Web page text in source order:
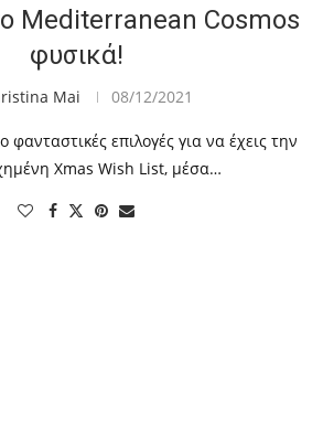
Mediterranean Cosmos
φυσικά!
Mai 08/12/2021
φανταστικές επιλογές για να έχεις την
Xmas Wish List, μέσα…